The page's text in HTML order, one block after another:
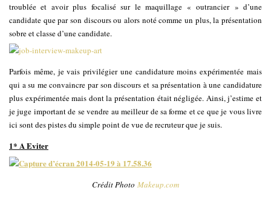
troublée et avoir plus focalisé sur le maquillage « outrancier » d’une
candidate que par son discours ou alors noté comme un plus, la présentation
sobre et classe d’une candidate.
Parfois même, je vais privilégier une candidature moins expérimentée mais
qui a su me convaincre par son discours et sa présentation à une candidature
plus expérimentée mais dont la présentation était négligée. Ainsi, j’estime et
je juge important de se vendre au meilleur de sa forme et ce que je vous livre
ici sont des pistes du simple point de vue de recruteur que je suis.
1* A Eviter
Crédit Photo Makeup.com